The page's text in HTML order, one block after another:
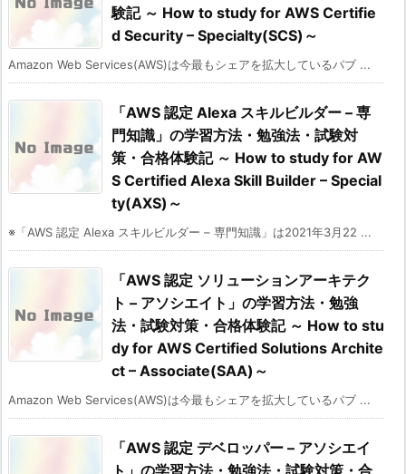
験記 ～ How to study for AWS Certifie
d Security – Specialty(SCS)～
Amazon Web Services(AWS)は今最もシェアを拡大しているパブ ...
「AWS 認定 Alexa スキルビルダー – 専
門知識」の学習方法・勉強法・試験対
策・合格体験記 ～ How to study for AW
S Certified Alexa Skill Builder – Special
ty(AXS)～
※「AWS 認定 Alexa スキルビルダー – 専門知識」は2021年3月22 ...
「AWS 認定 ソリューションアーキテク
ト – アソシエイト」の学習方法・勉強
法・試験対策・合格体験記 ～ How to stu
dy for AWS Certified Solutions Archite
ct – Associate(SAA)～
Amazon Web Services(AWS)は今最もシェアを拡大しているパブ ...
「AWS 認定 デベロッパー – アソシエイ
ト」の学習方法・勉強法・試験対策・合